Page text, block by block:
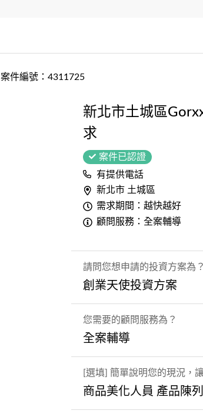
案件編號：4311725
新北市土城區
求
案件已認證
有提供電話
新北市 土城區
需求期間：越快越好
顧問服務：全案輔導
請問您想申請的投資方案為？
創業天使投資方案
您需要的顧問服務為？
全案輔導
[選填] 簡單說明您的現況，
商品美化人員 產品陳列